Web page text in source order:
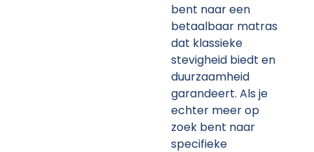
bent naar een
betaalbaar matras
dat klassieke
stevigheid biedt en
duurzaamheid
garandeert. Als je
echter meer op
zoek bent naar
specifieke